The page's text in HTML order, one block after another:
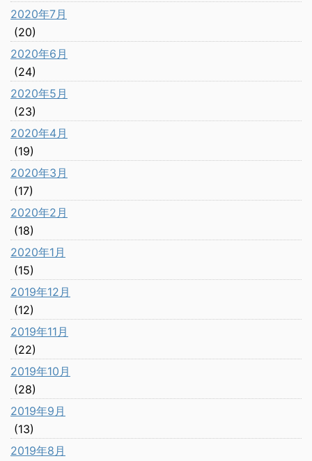
2020年7月
(20)
2020年6月
(24)
2020年5月
(23)
2020年4月
(19)
2020年3月
(17)
2020年2月
(18)
2020年1月
(15)
2019年12月
(12)
2019年11月
(22)
2019年10月
(28)
2019年9月
(13)
2019年8月